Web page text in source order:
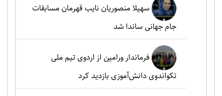
سهیلا منصوریان نایب قهرمان مسابقات
جام جهانی ساندا شد
فرماندار ورامین از اردوی تیم ملی
تکواندوی دانش‌آموزی بازدید کرد